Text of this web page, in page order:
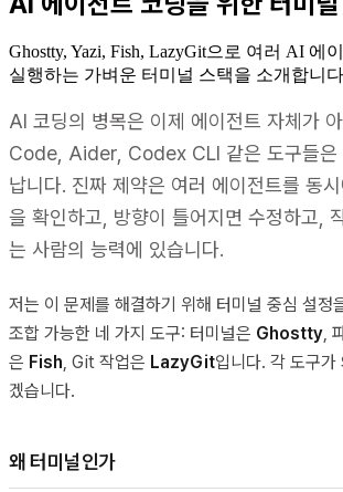
Ghostty, Yazi, Fish, LazyGit으로 여러 AI 에
실행하는 가벼운 터미널 스택을 소개합니
AI 코딩의 병목은 이제 에이전트 자체가
Code, Aider, Codex CLI 같은 도구들은
납니다. 진짜 제약은 여러 에이전트를 동
을 확인하고, 방향이 틀어지면 수정하고,
는 사람의 능력에 있습니다.
저는 이 문제를 해결하기 위해 터미널 중심 설정
조합 가능한 네 가지 도구: 터미널은 Ghostty,
은 Fish, Git 작업은 LazyGit입니다. 각 도구
겠습니다.
왜 터미널인가